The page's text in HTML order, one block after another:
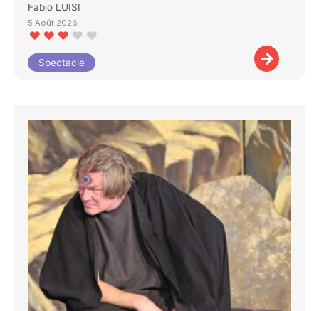
Fabio LUISI
5 Août 2026
Spectacle